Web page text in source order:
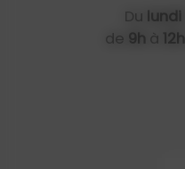
Du lundi
de 9h à 12h